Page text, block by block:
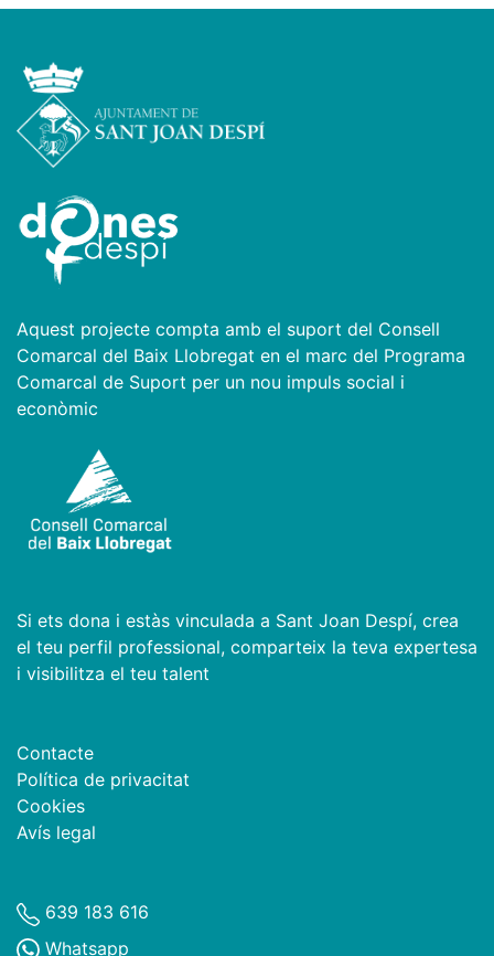
Aquest projecte compta amb el suport del Consell
Comarcal del Baix Llobregat en el marc del Programa
Comarcal de Suport per un nou impuls social i
econòmic
Si ets dona i estàs vinculada a Sant Joan Despí, crea
el teu perfil professional, comparteix la teva expertesa
i visibilitza el teu talent
Contacte
Política de privacitat
Cookies
Avís legal
639 183 616
Whatsapp